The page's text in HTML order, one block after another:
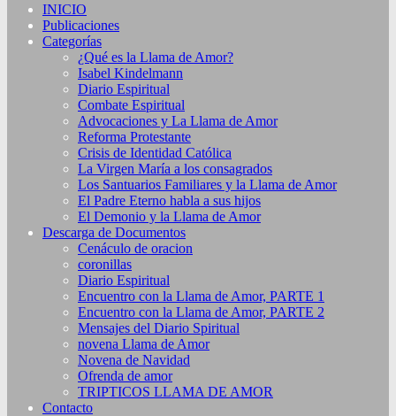
INICIO
Publicaciones
Categorías
¿Qué es la Llama de Amor?
Isabel Kindelmann
Diario Espiritual
Combate Espiritual
Advocaciones y La Llama de Amor
Reforma Protestante
Crisis de Identidad Católica
La Virgen María a los consagrados
Los Santuarios Familiares y la Llama de Amor
El Padre Eterno habla a sus hijos
El Demonio y la Llama de Amor
Descarga de Documentos
Cenáculo de oracion
coronillas
Diario Espiritual
Encuentro con la Llama de Amor, PARTE 1
Encuentro con la Llama de Amor, PARTE 2
Mensajes del Diario Spiritual
novena Llama de Amor
Novena de Navidad
Ofrenda de amor
TRIPTICOS LLAMA DE AMOR
Contacto